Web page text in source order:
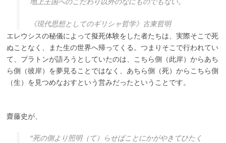
《現代思想としてのギリシャ哲学》古東哲明
エレウシスの秘儀によって擬死体験をした者たちは、実際そこで死
ぬことなく、また生の世界へ帰ってくる。つまりそこで行われてい
て、プラトンが語ろうとしていたのは、こちら側（此岸）からあち
ら側（彼岸）を夢見ることではなく、あちら側（死）からこちら側
（生）を見つめなおすという営みだったということです。
齋藤史が、
“死の側より照明（て）らせばことにかがやきてひたく